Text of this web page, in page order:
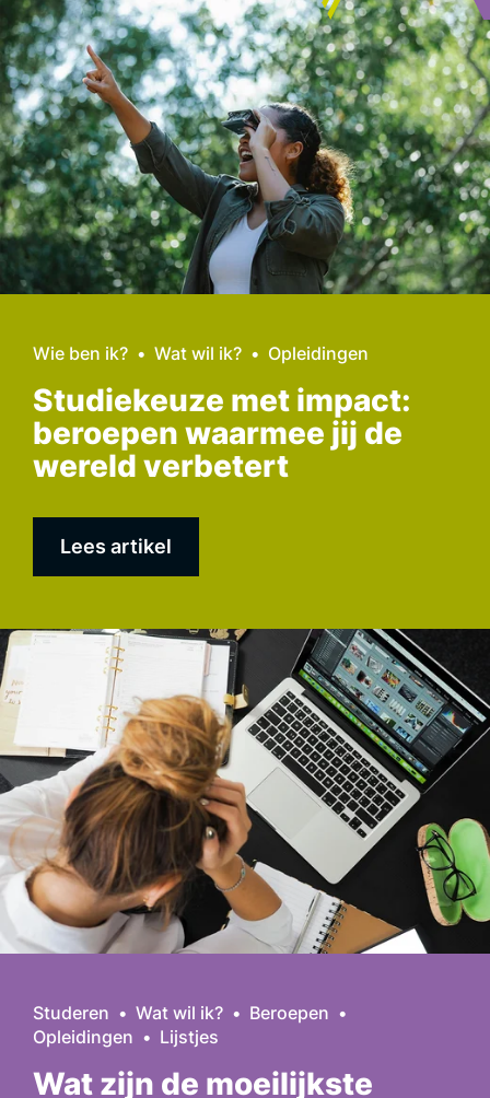
Wie ben ik? Wat wil ik? Opleidingen
Studiekeuze met impact:
beroepen waarmee jij de
wereld verbetert
Lees artikel
Studeren Wat wil ik?
Beroepen
Opleidingen
Lijstjes
Wat zijn de moeilijkste